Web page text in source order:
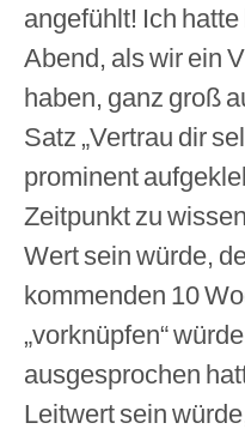
angefühlt! Ich
Abend, als wir ein
haben, ganz groß
Satz „Vertrau dir
prominent
Zeitpunkt zu
Wert sein würde,
kommenden 10
„vorknüpfen“
ausgesprochen
Leitwert sein